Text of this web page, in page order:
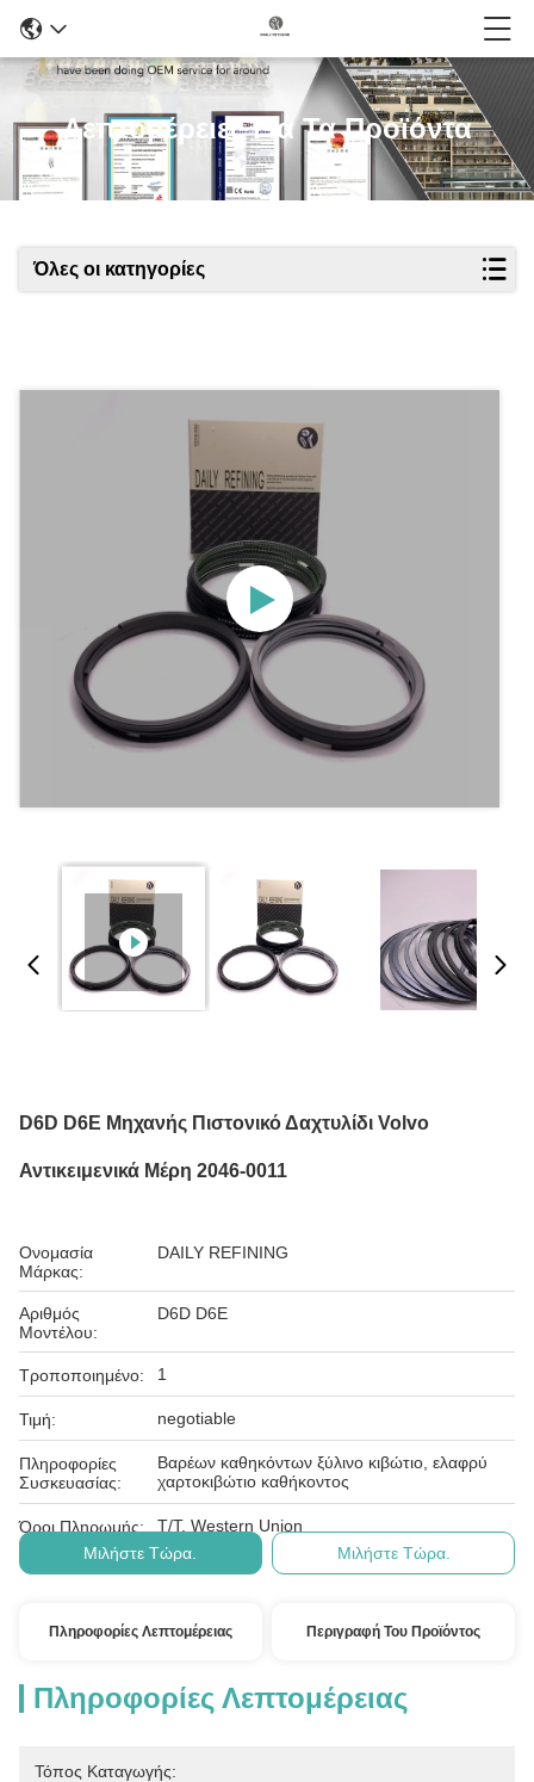
Λεπτομέρειες Για Τα Προϊόντα
Όλες οι κατηγορίες
D6D D6E Μηχανής Πιστονικό Δαχτυλίδι Volvo
Αντικειμενικά Μέρη 2046-0011
Ονομασία
Μάρκας:
DAILY REFINING
Αριθμός
Μοντέλου:
D6D D6E
Τροποποιημένο: 1
Τιμή: negotiable
Πληροφορίες
Συσκευασίας:
Βαρέων καθηκόντων ξύλινο κιβώτιο, ελαφρύ
χαρτοκιβώτιο καθήκοντος
Όροι Πληρωμής:
T/T, Western Union
Μιλήστε Τώρα.
Μιλήστε Τώρα.
Πληροφορίες Λεπτομέρειας Περιγραφή Του Προϊόντος
Πληροφορίες Λεπτομέρειας
Τόπος Καταγωγής: